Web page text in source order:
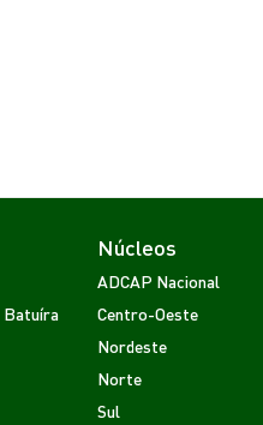
Batuíra
Núcleos
ADCAP Nacional
Centro-Oeste
Nordeste
Norte
Sul